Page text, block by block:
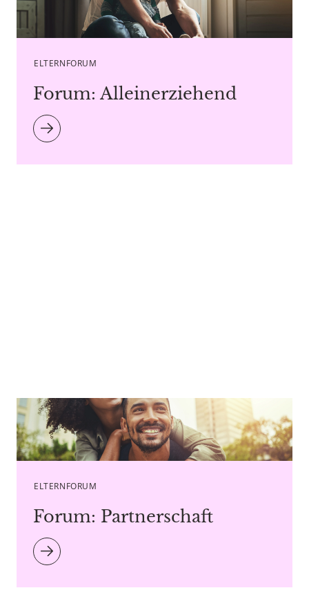
Caption Jadon Bester - Copyright agency stock.adobe.com
ELTERNFORUM
Forum: Alleinerziehend
Caption StratfordProductions - Copyright agency
stock.adobe.com
ELTERNFORUM
Forum: Partnerschaft